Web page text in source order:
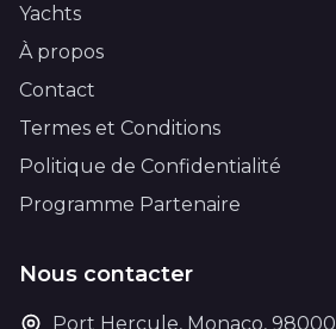
Yachts
À propos
Contact
Termes et Conditions
Politique de Confidentialité
Programme Partenaire
Nous contacter
Port Hercule, Monaco, 98000